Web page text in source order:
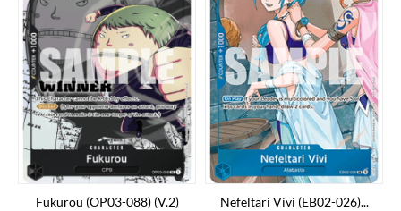
Fukurou (OP03-088) (V.2) Nefeltari Vivi (EB02-026)...